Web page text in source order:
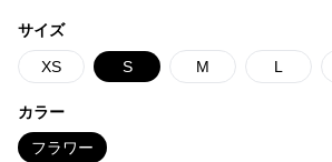
サイズ
XS S M L
カラー
フラワー